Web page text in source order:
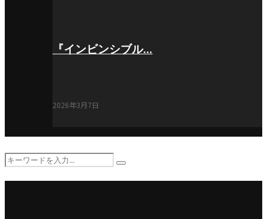
『インビンシブル…
2026年3月7日
Search
Search